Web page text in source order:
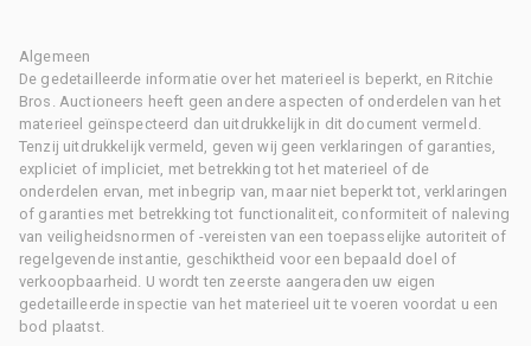
Algemeen
De gedetailleerde informatie over het materieel is beperkt, en Ritchie
Bros. Auctioneers heeft geen andere aspecten of onderdelen van het
materieel geïnspecteerd dan uitdrukkelijk in dit document vermeld.
Tenzij uitdrukkelijk vermeld, geven wij geen verklaringen of garanties,
expliciet of impliciet, met betrekking tot het materieel of de
onderdelen ervan, met inbegrip van, maar niet beperkt tot, verklaringen
of garanties met betrekking tot functionaliteit, conformiteit of naleving
van veiligheidsnormen of -vereisten van een toepasselijke autoriteit of
regelgevende instantie, geschiktheid voor een bepaald doel of
verkoopbaarheid. U wordt ten zeerste aangeraden uw eigen
gedetailleerde inspectie van het materieel uit te voeren voordat u een
bod plaatst.